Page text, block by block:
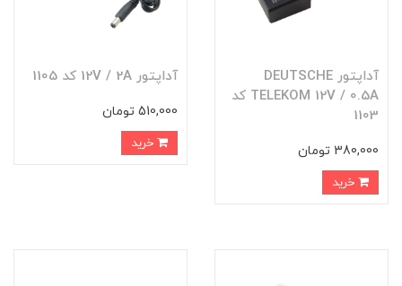
آداپتور DEUTSCHE
TELEKOM 12V / 0.5A کد
1103
380,000 تومان
آداپتور 12V / 2A کد 1105
510,000 تومان